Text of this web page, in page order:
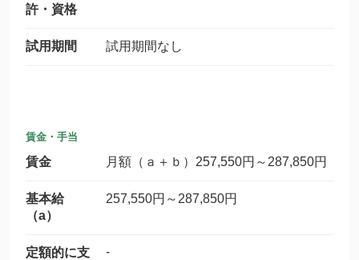
許・資格
試用期間 試用期間なし
賃金・手当
賃金 月額（ａ＋ｂ）257,550円～287,850円
基本給
（a）
257,550円～287,850円
定額的に支
-